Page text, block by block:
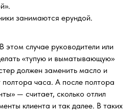
занимаются ерундой.
этом случае руководители или
«тупую и выматывающую»
должен заменить масло и
полтора часа. А после полтора
— считает, сколько отлил
клиента и так далее. В таких